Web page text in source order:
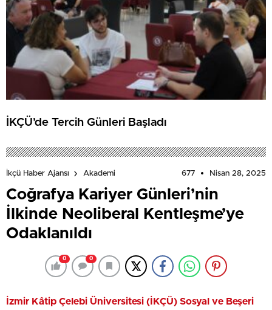
İKÇÜ’de Tercih Günleri Başladı
İkçü Haber Ajansı Akademi 677 Nisan 28, 2025
Coğrafya Kariyer Günleri’nin
İlkinde Neoliberal Kentleşme’ye
Odaklanıldı
0 0
İzmir Kâtip Çelebi Üniversitesi (İKÇÜ) Sosyal ve Beşeri